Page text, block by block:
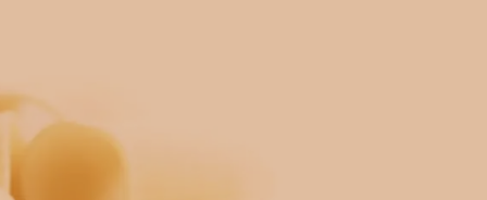
CARRELLO